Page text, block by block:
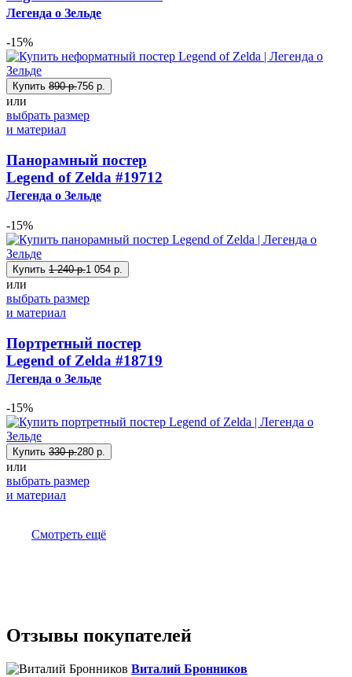
Легенда о Зельде
-15%
Купить 890 р.756 р.
или
выбрать размер
и материал
Панорамный постер
Legend of Zelda #19712
Легенда о Зельде
-15%
Купить 1 240 р.1 054 р.
или
выбрать размер
и материал
Портретный постер
Legend of Zelda #18719
Легенда о Зельде
-15%
Купить 330 р.280 р.
или
выбрать размер
и материал
Смотреть ещё
Отзывы покупателей
Виталий Бронников